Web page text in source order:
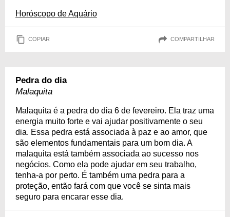
Horóscopo de Aquário
COPIAR COMPARTILHAR
Pedra do dia
Malaquita
Malaquita é a pedra do dia 6 de fevereiro. Ela traz uma
energia muito forte e vai ajudar positivamente o seu
dia. Essa pedra está associada à paz e ao amor, que
são elementos fundamentais para um bom dia. A
malaquita está também associada ao sucesso nos
negócios. Como ela pode ajudar em seu trabalho,
tenha-a por perto. É também uma pedra para a
proteção, então fará com que você se sinta mais
seguro para encarar esse dia.